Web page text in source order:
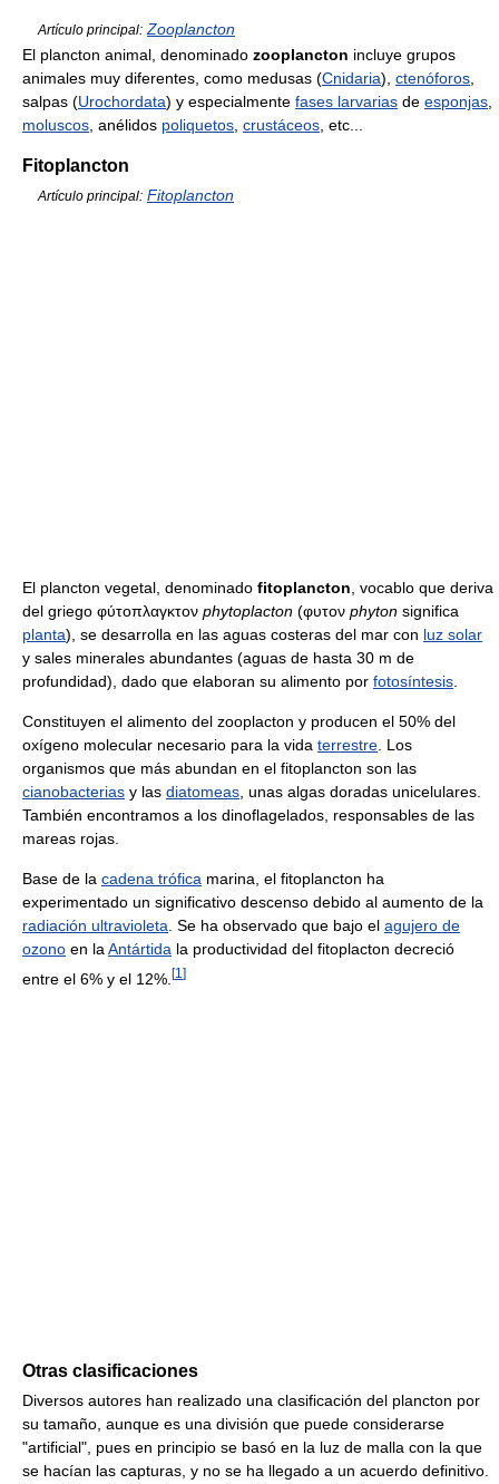
Artículo principal: Zooplancton
El plancton animal, denominado zooplancton incluye grupos
animales muy diferentes, como medusas (Cnidaria), ctenóforos,
salpas (Urochordata) y especialmente fases larvarias de esponjas,
moluscos, anélidos poliquetos, crustáceos, etc...
Fitoplancton
Artículo principal: Fitoplancton
El plancton vegetal, denominado fitoplancton, vocablo que deriva
del griego φύτοπλαγκτον phytoplacton (φυτον phyton significa
planta), se desarrolla en las aguas costeras del mar con luz solar
y sales minerales abundantes (aguas de hasta 30 m de
profundidad), dado que elaboran su alimento por fotosíntesis.
Constituyen el alimento del zooplacton y producen el 50% del
oxígeno molecular necesario para la vida terrestre. Los
organismos que más abundan en el fitoplancton son las
cianobacterias y las diatomeas, unas algas doradas unicelulares.
También encontramos a los dinoflagelados, responsables de las
mareas rojas.
Base de la cadena trófica marina, el fitoplancton ha
experimentado un significativo descenso debido al aumento de la
radiación ultravioleta. Se ha observado que bajo el agujero de
ozono en laAntártida la productividad del fitoplacton decreció
entre el 6% y el 12%. [1 ]
Otras clasificaciones
Diversos autores han realizado una clasificación del plancton por
su tamaño, aunque es una división que puede considerarse
"artificial", pues en principio se basó en la luz de malla con la que
se hacían las capturas, y no se ha llegado a un acuerdo definitivo.